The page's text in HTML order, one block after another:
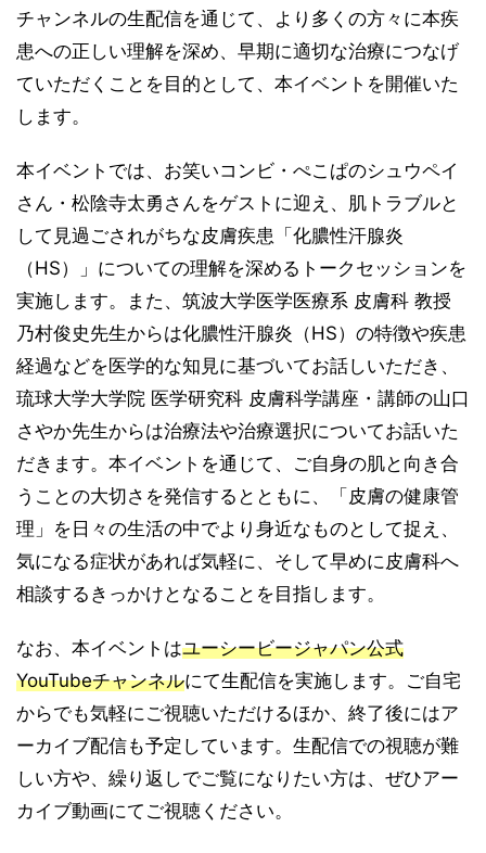
チャンネルの生配信を通じて、より多くの方々に本疾
患への正しい理解を深め、早期に適切な治療につなげ
ていただくことを目的として、本イベントを開催いた
します。
本イベントでは、お笑いコンビ・ぺこぱのシュウペイ
さん・松陰寺太勇さんをゲストに迎え、肌トラブルと
して見過ごされがちな皮膚疾患「化膿性汗腺炎
（HS）」についての理解を深めるトークセッションを
実施します。また、筑波大学医学医療系 皮膚科 教授
乃村俊史先生からは化膿性汗腺炎（HS）の特徴や疾患
経過などを医学的な知見に基づいてお話しいただき、
琉球大学大学院 医学研究科 皮膚科学講座・講師の山口
さやか先生からは治療法や治療選択についてお話いた
だきます。本イベントを通じて、ご自身の肌と向き合
うことの大切さを発信するとともに、「皮膚の健康管
理」を日々の生活の中でより身近なものとして捉え、
気になる症状があれば気軽に、そして早めに皮膚科へ
相談するきっかけとなることを目指します。
なお、本イベントはユーシービージャパン公式
YouTubeチャンネルにて生配信を実施します。ご自宅
からでも気軽にご視聴いただけるほか、終了後にはア
ーカイブ配信も予定しています。生配信での視聴が難
しい方や、繰り返しでご覧になりたい方は、ぜひアー
カイブ動画にてご視聴ください。